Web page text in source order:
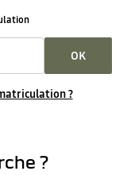
OK
?
?